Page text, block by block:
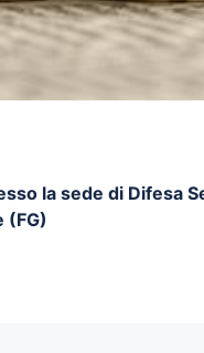
la sede di Difesa
(FG)